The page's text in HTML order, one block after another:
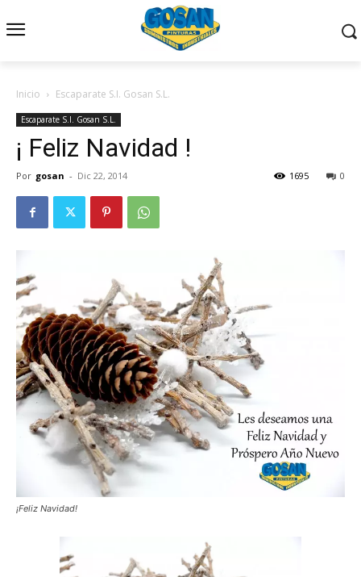
Inicio Escaparate S.I. Gosan S.L.
Escaparate S.I. Gosan S.L.
¡ Feliz Navidad !
Por gosan - Dic 22, 2014 0
1695
¡Feliz Navidad!